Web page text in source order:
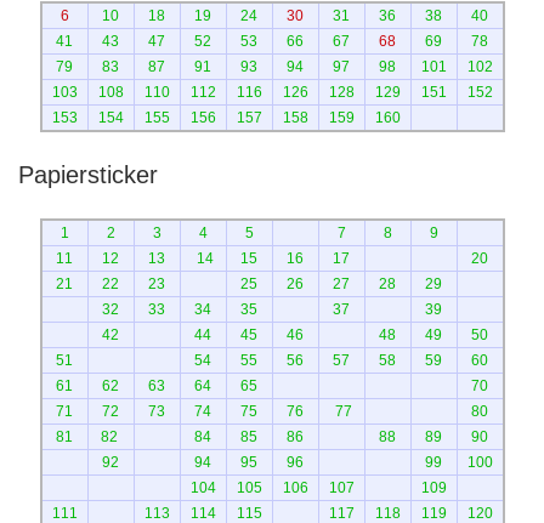
6 10 18 19 24 30 31 36 38
40
41
43 47 52 53 66 67 68 69
78
79
83 87 91 93 94 97 98 101
102
103
108 110 112 116 126 128 129 151
152
153
154 155 156 157 158 159 160
Papiersticker
1 2 3 4 5 7 8
9
11
12 13 14 15 16 17
20
21
22 23 25 26 27 28
29
32
33 34 35 37
39
42
44 45 46 48 49
50
51
54 55 56 57 58 59
60
61
62 63 64 65
70
71
72 73 74 75 76 77
80
81
82 84 85 86 88 89
90
92
94 95 96 99
100
104
105 106 107
109
111
113 114 115 117 118 119
120